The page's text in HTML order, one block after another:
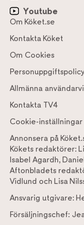
Youtube
Om Köket.se
Kontakta Köket
Om Cookies
Allmänna
Kontakta TV4
Cookie-inställningar
Annonsera på
Kökets redaktörer:
Isabel Agardh,
Aftonbladets
Vidlund och Lisa
Ansvarig utgivare:
Försäljningschef: